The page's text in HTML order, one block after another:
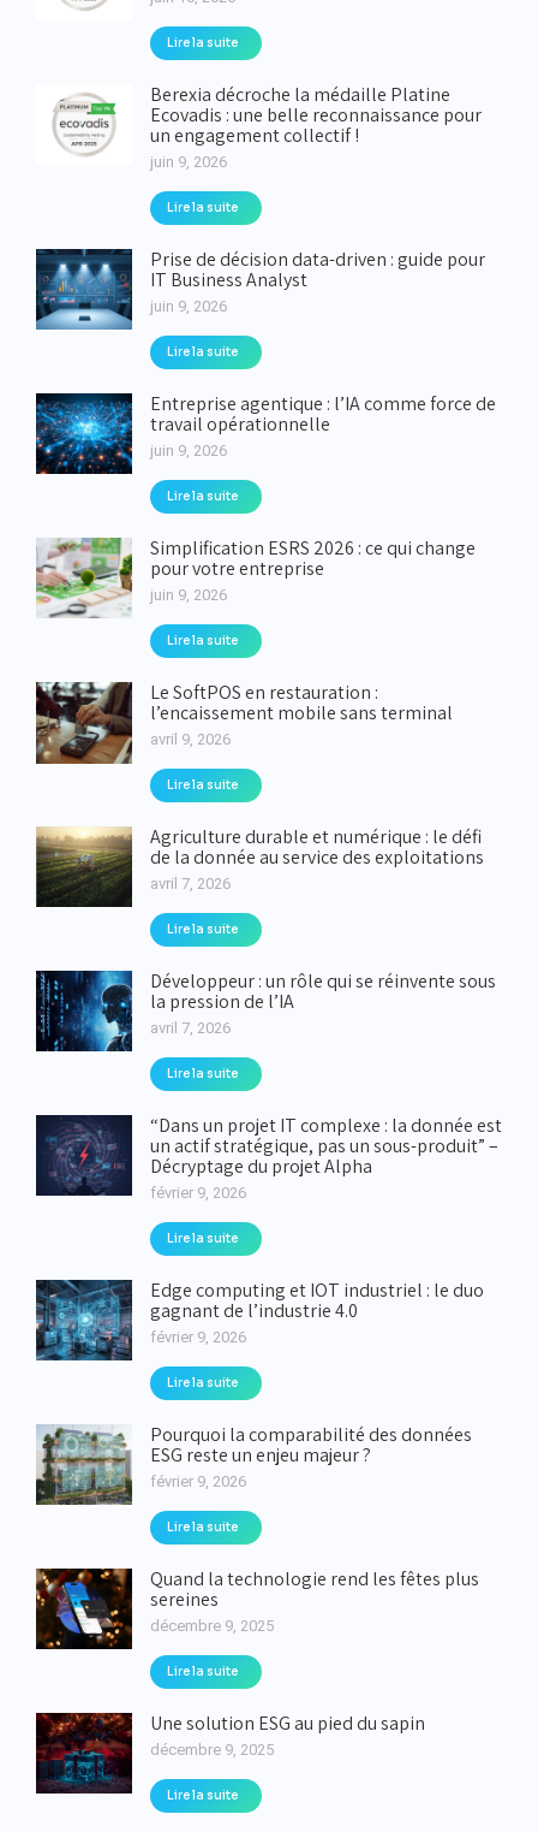
Lire la suite
Berexia décroche la médaille Platine
Ecovadis : une belle reconnaissance pour
un engagement collectif !
juin 9, 2026
Lire la suite
Prise de décision data-driven : guide pour
IT Business Analyst
juin 9, 2026
Lire la suite
Entreprise agentique : l’IA comme force de
travail opérationnelle
juin 9, 2026
Lire la suite
Simplification ESRS 2026 : ce qui change
pour votre entreprise
juin 9, 2026
Lire la suite
Le SoftPOS en restauration :
l’encaissement mobile sans terminal
avril 9, 2026
Lire la suite
Agriculture durable et numérique : le défi
de la donnée au service des exploitations
avril 7, 2026
Lire la suite
Développeur : un rôle qui se réinvente sous
la pression de l’IA
avril 7, 2026
Lire la suite
“Dans un projet IT complexe : la donnée est
un actif stratégique, pas un sous-produit” –
Décryptage du projet Alpha
février 9, 2026
Lire la suite
Edge computing et IOT industriel : le duo
gagnant de l’industrie 4.0
février 9, 2026
Lire la suite
Pourquoi la comparabilité des données
ESG reste un enjeu majeur ?
février 9, 2026
Lire la suite
Quand la technologie rend les fêtes plus
sereines
décembre 9, 2025
Lire la suite
Une solution ESG au pied du sapin
décembre 9, 2025
Lire la suite